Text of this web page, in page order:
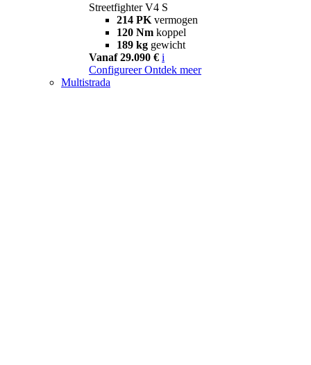
Streetfighter V4 S
214 PK vermogen
120 Nm koppel
189 kg gewicht
Vanaf 29.090 € i
Configureer Ontdek meer
Multistrada